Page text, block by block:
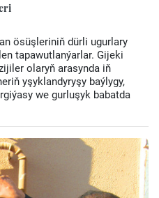
ösüşleriniň dürli ugurlary
tapawutlanýarlar. Gijeki
olaryň arasynda iň
yşyklandyryşy baýlygy,
we gurluşyk babatda